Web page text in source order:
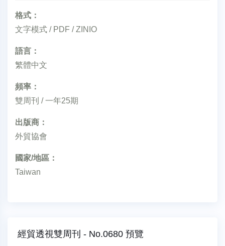
格式：
文字模式 / PDF / ZINIO
語言：
繁體中文
頻率：
雙周刊 / 一年25期
出版商：
外貿協會
國家/地區：
Taiwan
經貿透視雙周刊 - No.0680 預覽